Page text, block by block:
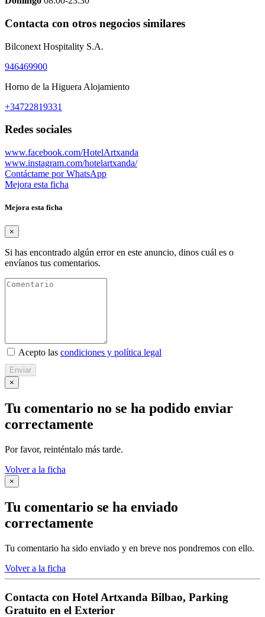
Contacta con otros negocios similares
Bilconext Hospitality S.A.
946469900
Horno de la Higuera Alojamiento
+34722819331
Redes sociales
www.facebook.com/HotelArtxanda
www.instagram.com/hotelartxanda/
Contáctame por WhatsApp
Mejora esta ficha
Mejora esta ficha
×
Si has encontrado algún error en este anuncio, dinos cuál es o
envíanos tus comentarios.
Acepto las condiciones y política legal
Enviar
×
Tu comentario no se ha podido enviar
correctamente
Por favor, reinténtalo más tarde.
Volver a la ficha
×
Tu comentario se ha enviado
correctamente
Tu comentario ha sido enviado y en breve nos pondremos con ello.
Volver a la ficha
Contacta con Hotel Artxanda Bilbao, Parking
Gratuito en el Exterior